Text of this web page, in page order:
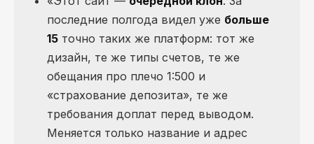
последние полгода видел уже больше
15 точно таких же платформ: тот же
дизайн, те же типы счетов, те же
обещания про плечо 1:500 и
«страхование депозита», те же
требования доплат перед выводом.
Меняется только название и адрес